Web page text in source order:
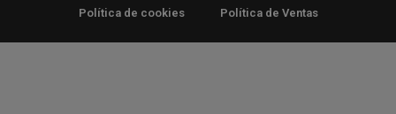
Política de cookies Política de Ventas